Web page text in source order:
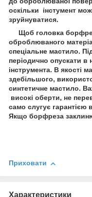
оскільки інстумент
зруйнуватися.
Щоб головка
оброблюваного
спеціальне мастило.
періодично опускати в
інструмента. В якості
здебільшого,
синтетичне мастило.
високі оберти, не
само слугує гарантією
Якщо борфреза
Приховати
Характеристики